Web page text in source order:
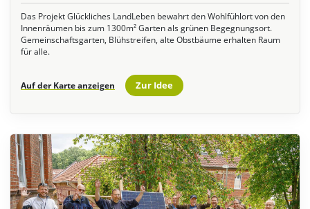
Das Projekt Glückliches LandLeben bewahrt den Wohlfühlort von den
Innenräumen bis zum 1300m² Garten als grünen Begegnungsort.
Gemeinschaftsgarten, Blühstreifen, alte Obstbäume erhalten Raum
für alle.
Auf der Karte anzeigen Zur Idee